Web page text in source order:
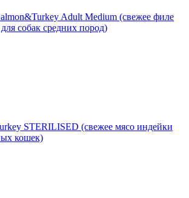
Adult Medium (свежее филе
собак средних пород)
STERILISED (свежее мясо индейки
кошек)